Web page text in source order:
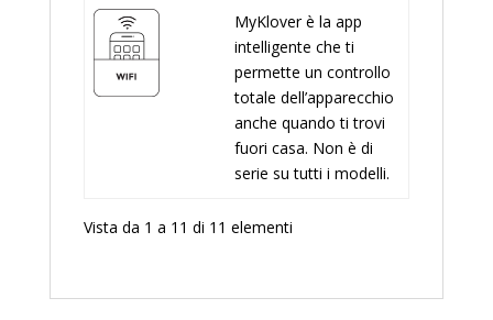
MyKlover è la app
intelligente che ti
permette un controllo
totale dell’apparecchio
anche quando ti trovi
fuori casa. Non è di
serie su tutti i modelli.
Vista da 1 a 11 di 11 elementi